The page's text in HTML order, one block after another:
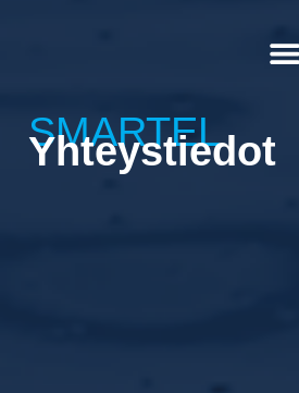
SMARTEL
Yhteystiedot